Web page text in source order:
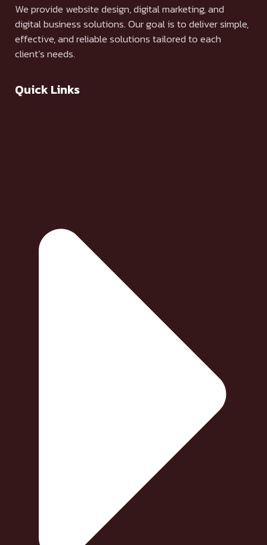
We provide website design, digital marketing, and
digital business solutions. Our goal is to deliver simple,
effective, and reliable solutions tailored to each
client’s needs.
Quick Links